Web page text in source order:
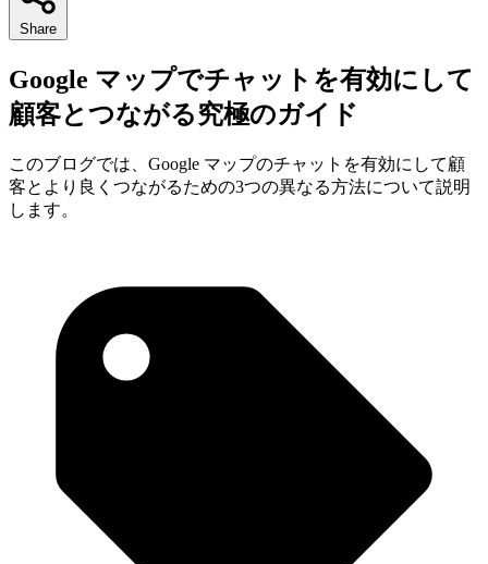
Share
Google マップでチャットを有効にして
顧客とつながる究極のガイド
このブログでは、Google マップのチャットを有効にして顧
客とより良くつながるための3つの異なる方法について説明
します。